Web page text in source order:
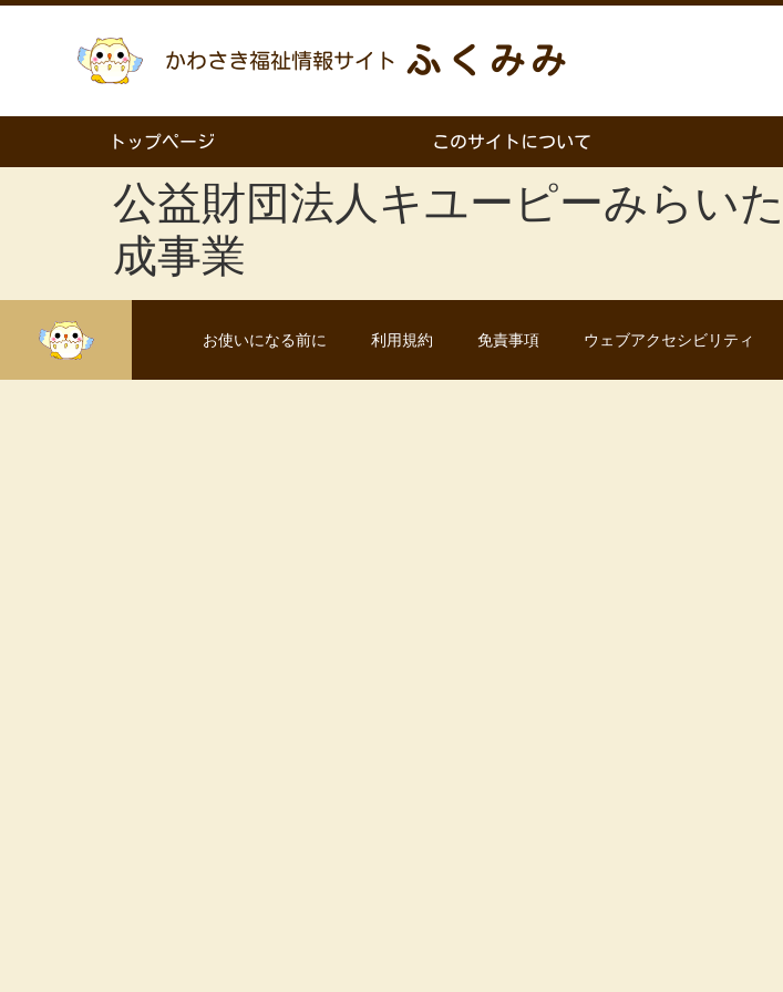
かわさき福祉情報サイト ふくみみ
トップページ このサイトについて
公益財団法人キユーピーみら
成事業
お使いになる前に 利用規約 免責事項 ウェブアクセシビリティ